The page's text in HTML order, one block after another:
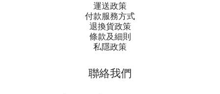
運送政策
付款服務方式
退換貨政策
條款及細則
私隱政策
聯絡我們